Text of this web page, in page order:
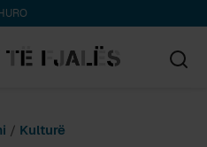
/ Kulturë